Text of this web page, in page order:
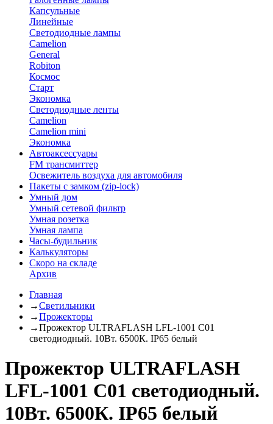
Капсульные
Линейные
Светодиодные лампы
Camelion
General
Robiton
Космос
Старт
Экономка
Светодиодные ленты
Camelion
Camelion mini
Экономка
Автоаксессуары
FM трансмиттер
Освежитель воздуха для автомобиля
Пакеты с замком (zip-lock)
Умный дом
Умный сетевой фильтр
Умная розетка
Умная лампа
Часы-будильник
Калькуляторы
Скоро на складе
Архив
Главная
→Светильники
→Прожекторы
→Прожектор ULTRAFLASH LFL-1001 C01
светодиодный. 10Вт. 6500К. IP65 белый
Прожектор ULTRAFLASH
LFL-1001 C01 светодиодный.
10Вт. 6500К. IP65 белый